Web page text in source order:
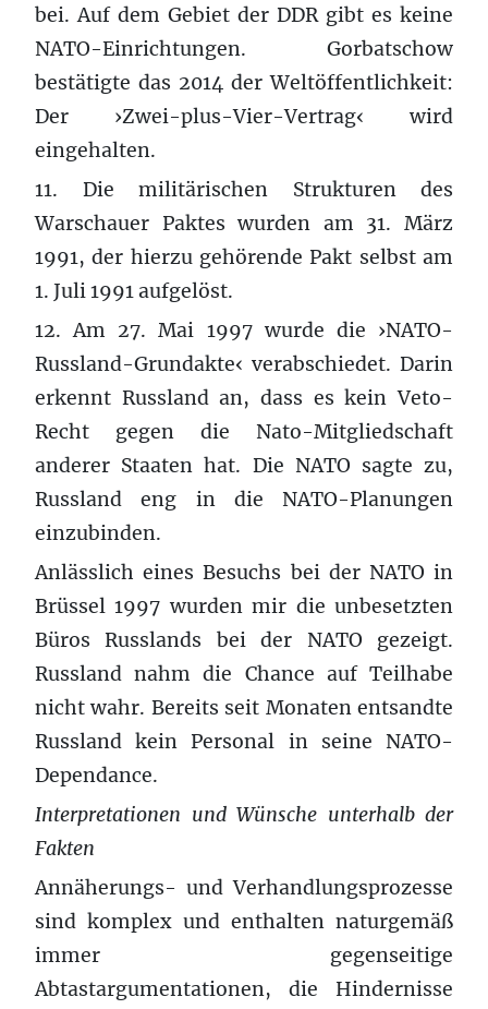
bei. Auf dem Gebiet der DDR gibt es keine
NATO-Einrichtungen. Gorbatschow
bestätigte das 2014 der Weltöffentlichkeit:
Der ›Zwei-plus-Vier-Vertrag‹ wird
eingehalten.
11. Die militärischen Strukturen des
Warschauer Paktes wurden am 31. März
1991, der hierzu gehörende Pakt selbst am
1. Juli 1991 aufgelöst.
12. Am 27. Mai 1997 wurde die ›NATO-
Russland-Grundakte‹ verabschiedet. Darin
erkennt Russland an, dass es kein Veto-
Recht gegen die Nato-Mitgliedschaft
anderer Staaten hat. Die NATO sagte zu,
Russland eng in die NATO-Planungen
einzubinden.
Anlässlich eines Besuchs bei der NATO in
Brüssel 1997 wurden mir die unbesetzten
Büros Russlands bei der NATO gezeigt.
Russland nahm die Chance auf Teilhabe
nicht wahr. Bereits seit Monaten entsandte
Russland kein Personal in seine NATO-
Dependance.
Interpretationen und Wünsche unterhalb der
Fakten
Annäherungs- und Verhandlungsprozesse
sind komplex und enthalten naturgemäß
immer gegenseitige
Abtastargumentationen, die Hindernisse